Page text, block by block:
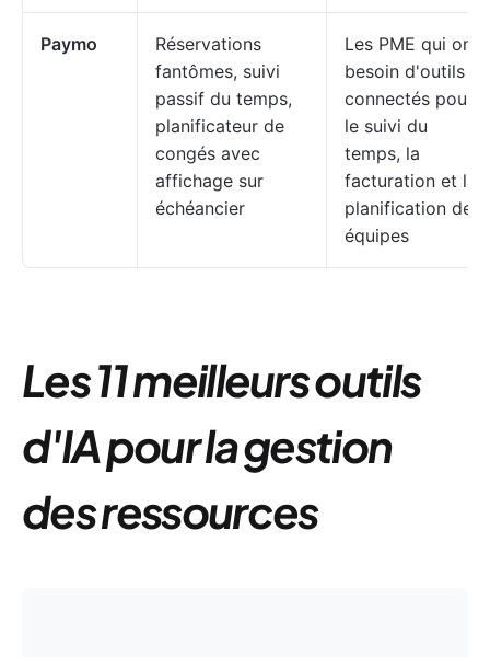
Paymo
Réservations
fantômes, suivi
passif du temps,
planificateur de
congés avec
affichage sur
échéancier
Les PME qui ont
besoin d'outils
connectés pour
le suivi du
temps, la
facturation et la
planification des
équipes
Les 11 meilleurs outils
d'IA pour la gestion
des ressources